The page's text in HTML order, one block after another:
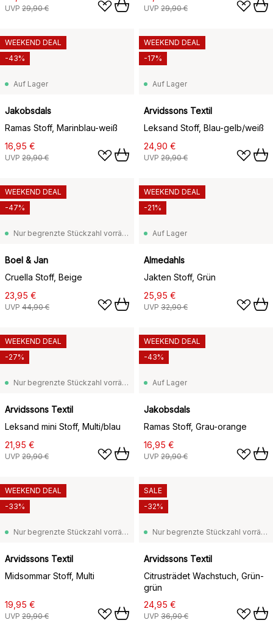
UVP 29,90 € UVP 29,90 €
Auf Lager
Jakobsdals
Ramas Stoff, Marinblau-weiß
16,95 €
UVP 29,90 €
WEEKEND DEAL
-43%
Auf Lager
Arvidssons Textil
Leksand Stoff, Blau-gelb/weiß
24,90 €
UVP 29,90 €
WEEKEND DEAL
-17%
Nur begrenzte Stückzahl vorrätig
Boel & Jan
Cruella Stoff, Beige
23,95 €
UVP 44,90 €
WEEKEND DEAL
-47%
Auf Lager
Almedahls
Jakten Stoff, Grün
25,95 €
UVP 32,90 €
WEEKEND DEAL
-21%
Nur begrenzte Stückzahl vorrätig
Arvidssons Textil
Leksand mini Stoff, Multi/blau
21,95 €
UVP 29,90 €
WEEKEND DEAL
-27%
Auf Lager
Jakobsdals
Ramas Stoff, Grau-orange
16,95 €
UVP 29,90 €
WEEKEND DEAL
-43%
Nur begrenzte Stückzahl vorrätig
Arvidssons Textil
Midsommar Stoff, Multi
19,95 €
UVP 29,90 €
WEEKEND DEAL
-33%
Nur begrenzte Stückzahl vorrätig
Arvidssons Textil
Citrusträdet Wachstuch, Grün-
grün
24,95 €
UVP 36,90 €
SALE
-32%